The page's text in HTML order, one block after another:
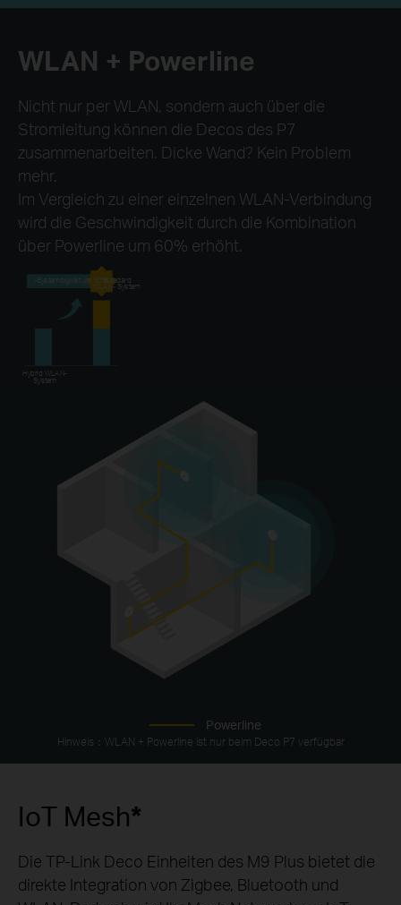
WLAN + Powerline
Nicht nur per WLAN, sondern auch über die
Stromleitung können die Decos des P7
zusammenarbeiten. Dicke Wand? Kein Problem
mehr.
Im Vergleich zu einer einzelnen WLAN-Verbindung
wird die Geschwindigkeit durch die Kombination
über Powerline um 60% erhöht.
-Systemdigkeit um 60%Standard
WLAN- System
Hybrid WLAN-
System
Powerline
Hinweis：WLAN + Powerline ist nur beim Deco P7 verfügbar
IoT Mesh*
Die TP-Link Deco Einheiten des M9 Plus bietet die
direkte Integration von Zigbee, Bluetooth und